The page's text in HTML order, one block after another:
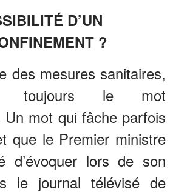
D’UN
?
des mesures sanitaires,
toujours le mot
Un mot qui fâche parfois
que le Premier ministre
d’évoquer lors de son
le journal télévisé de